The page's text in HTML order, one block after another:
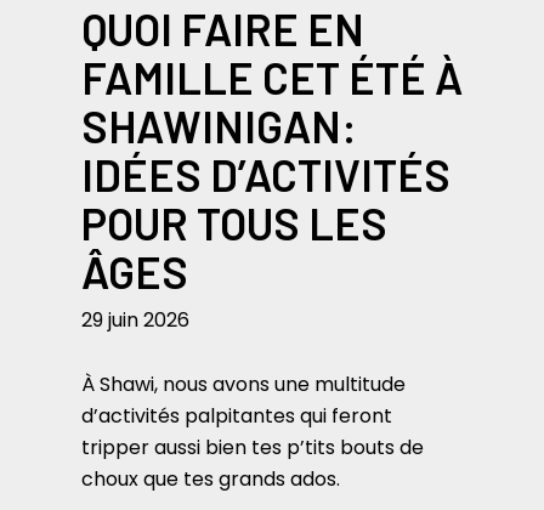
QUOI FAIRE EN
FAMILLE CET ÉTÉ À
SHAWINIGAN:
IDÉES D’ACTIVITÉS
POUR TOUS LES
ÂGES
29 juin 2026
À Shawi, nous avons une multitude
d’activités palpitantes qui feront
tripper aussi bien tes p’tits bouts de
choux que tes grands ados.